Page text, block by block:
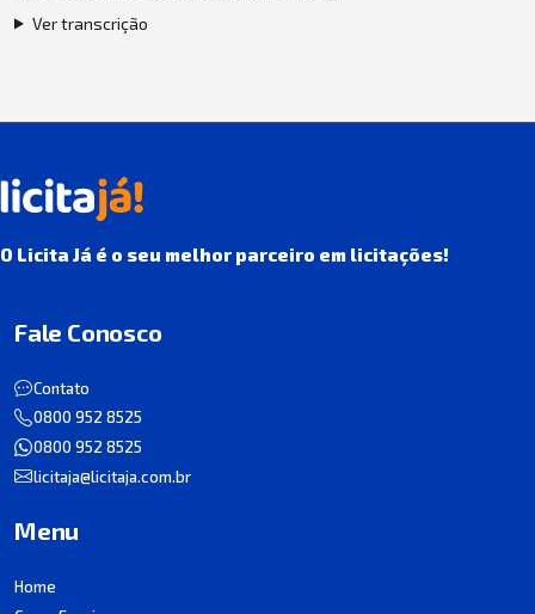
Ver transcrição
O Licita Já é o seu melhor parceiro em licitações!
Fale Conosco
Contato
0800 952 8525
0800 952 8525
licitaja@licitaja.com.br
Menu
Home